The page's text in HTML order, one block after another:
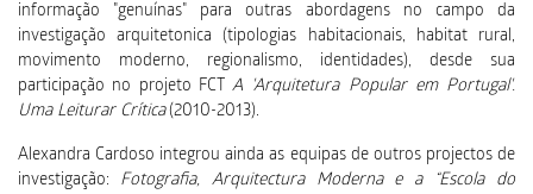
informação "genuínas" para outras abordagens no campo da
investigação arquitetonica (tipologias habitacionais, habitat rural,
movimento moderno, regionalismo, identidades), desde sua
participação no projeto FCT A 'Arquitetura Popular em Portugal'.
Uma Leiturar Crítica(2010-2013).
Alexandra Cardoso integrou ainda as equipas de outros projectos de
investigação: Fotografia, Arquitectura Moderna e a “Escola do